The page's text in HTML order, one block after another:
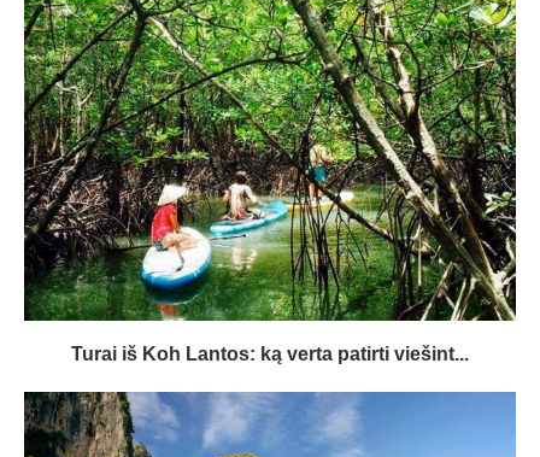
Turai iš Koh Lantos: ką verta patirti viešint...